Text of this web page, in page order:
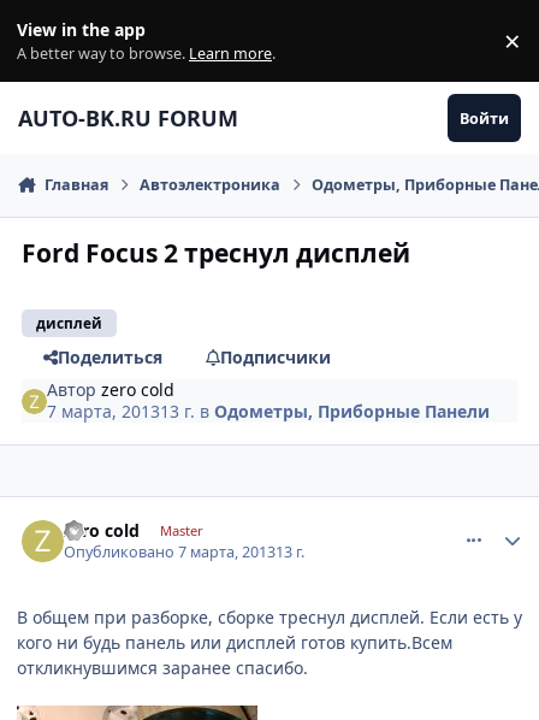
View in the app
A better way to browse. Learn more. ×
AUTO-BK.RU FORUM Войти
Главная Автоэлектроника Одометры, Приборные
Ford Focus 2 треснул дисплей
дисплей
Поделиться
Подписчики
Авторzero cold
7 марта, 201313 г. вОдометры, Приборные Панели
zero cold Master
Опубликовано7 марта, 201313 г.
В общем при разборке, сборке треснул дисплей. Если есть у
кого ни будь панель или дисплей готов купить.Всем
откликнувшимся заранее спасибо.